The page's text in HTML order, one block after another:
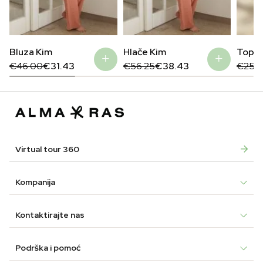
Bluza Kim
€46.00
Original
price
€46.00.
€31.43
Current
price
€31.43.
Hlače Kim
€56.25
Original
price
€56.25.
€38.43
Current
price
€38.43.
Top
€
price
price
Virtual tour 360
Kompanija
Kontaktirajte nas
Podrška i pomoć